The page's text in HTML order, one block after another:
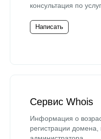
консультация по
Написать
Сервис Whois
Информация о
регистрации домена,